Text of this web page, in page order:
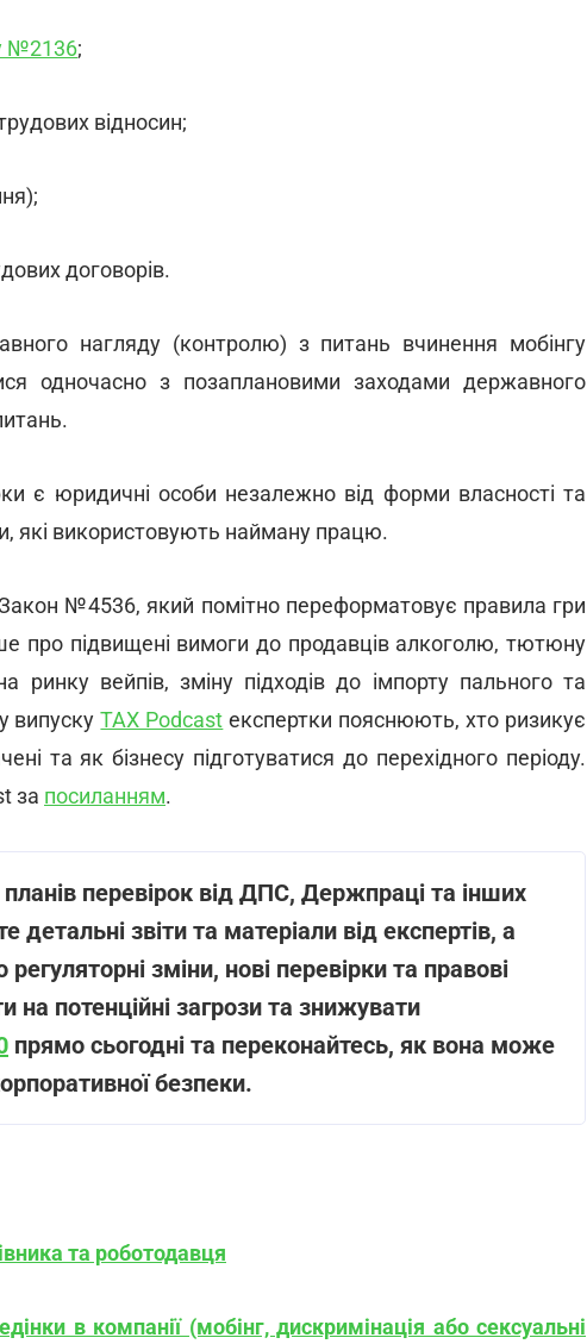
№2136;
відносин;
договорів.
нагляду (контролю) з питань вчинення мобінгу
одночасно з позаплановими заходами державного
є юридичні особи незалежно від форми власності та
які використовують найману працю.
№4536, який помітно переформатовує правила гри
про підвищені вимоги до продавців алкоголю, тютюну
вейпів, зміну підходів до імпорту пального та
випускуTAX Podcastекспертки пояснюють, хто ризикує
та як бізнесу підготуватися до перехідного періоду.
за посиланням.
перевірок від ДПС, Держпраці та інших
звіти та матеріали від експертів, а
зміни, нові перевірки та правові
потенційні загрози та знижувати
прямо сьогодні та переконайтесь, як вона може
безпеки.
та роботодавця
в компанії (мобінг, дискримінація або сексуальні